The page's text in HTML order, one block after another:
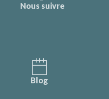
Nous suivre
Blog